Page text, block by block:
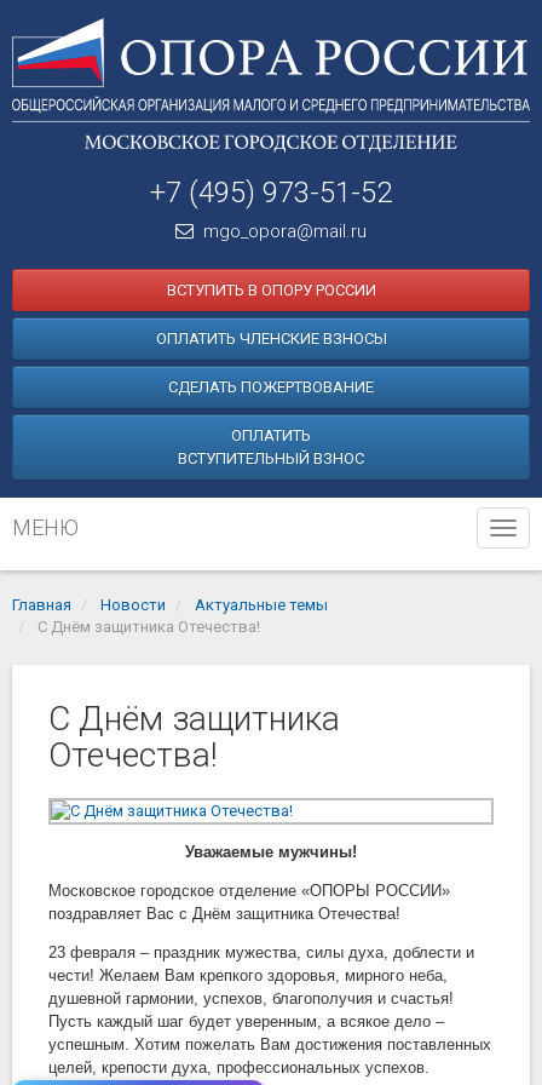
+7 (495) 973-51-52
mgo_opora@mail.ru
ВСТУПИТЬ В ОПОРУ РОССИИ
ОПЛАТИТЬ ЧЛЕНСКИЕ ВЗНОСЫ
СДЕЛАТЬ ПОЖЕРТВОВАНИЕ
ОПЛАТИТЬ
ВСТУПИТЕЛЬНЫЙ ВЗНОС
МЕНЮ
Главная Новости
Актуальные темы
С Днём защитника Отечества!
С Днём защитника
Отечества!
Уважаемые мужчины!
Московское городское отделение «ОПОРЫ РОССИИ»
поздравляет Вас с Днём защитника Отечества!
23 февраля – праздник мужества, силы духа, доблести и
чести! Желаем Вам крепкого здоровья, мирного неба,
душевной гармонии, успехов, благополучия и счастья!
Пусть каждый шаг будет уверенным, а всякое дело –
успешным. Хотим пожелать Вам достижения поставленных
целей, крепости духа, профессиональных успехов.